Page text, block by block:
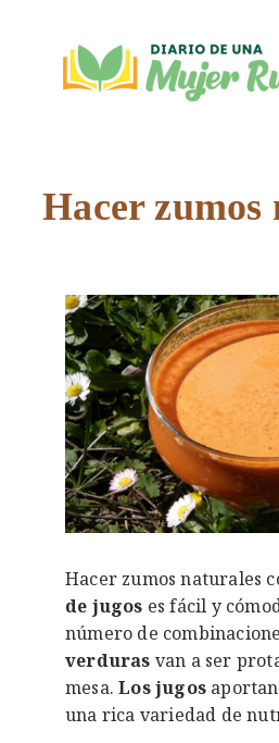
contenido
Hacer zumos
Hacer zumos naturales
de jugos es fácil y
número de
verduras van a ser
mesa.Los jugos
una rica variedad de